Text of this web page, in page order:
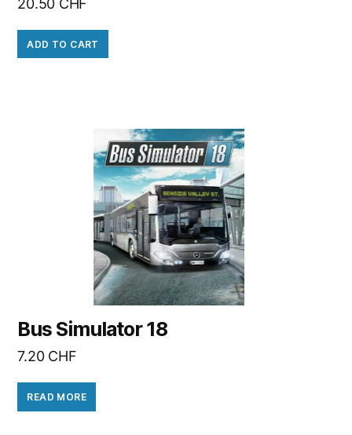
20.50 CHF
ADD TO CART
Bus Simulator 18
7.20 CHF
READ MORE